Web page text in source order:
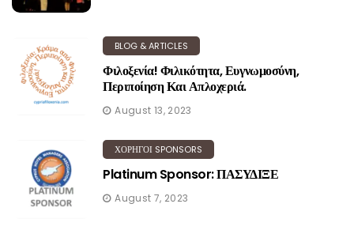
BLOG & ARTICLES
Φιλοξενία! Φιλικότητα, Ευγνωμοσύνη,
Περιποίηση Και Απλοχεριά.
August 13, 2023
ΧΟΡΗΓΟΙ SPONSORS
Platinum Sponsor: ΠΑΣΥΔΙΞΕ
August 7, 2023